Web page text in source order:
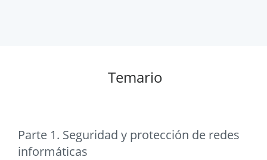
Temario
Parte 1. Seguridad y protección de redes
informáticas